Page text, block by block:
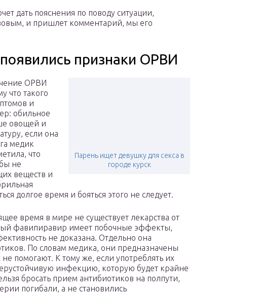
дать пояснения по поводу ситуации,
и пришлет комментарий, мы его
признаки ОРВИ
Парень ищет девушку для секса в
городе курск
ОРВИ
что такого
и
обильное
овощей и
если она
медик
что
не
веществ и
долгое время и бояться этого не следует.
время в мире не существует лекарства от
фавипиравир имеет побочные эффекты,
не доказана. Отдельно она
По словам медика, они предназначены
помогают. К тому же, если употреблять их
инфекцию, которую будет крайне
бросать прием антибиотиков на полпути,
погибали, а не становились